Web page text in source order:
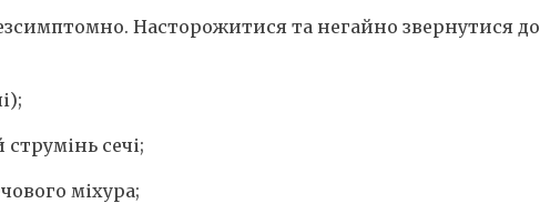
Насторожитися та негайно звернутися
сечі;
міхура;